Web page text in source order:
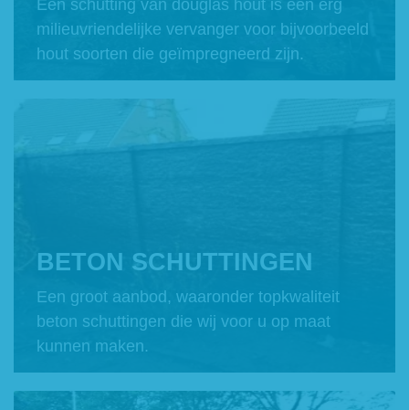
Een schutting van douglas hout is een erg
milieuvriendelijke vervanger voor bijvoorbeeld
hout soorten die geïmpregneerd zijn.
BETON SCHUTTINGEN
Een groot aanbod, waaronder topkwaliteit
beton schuttingen die wij voor u op maat
kunnen maken.